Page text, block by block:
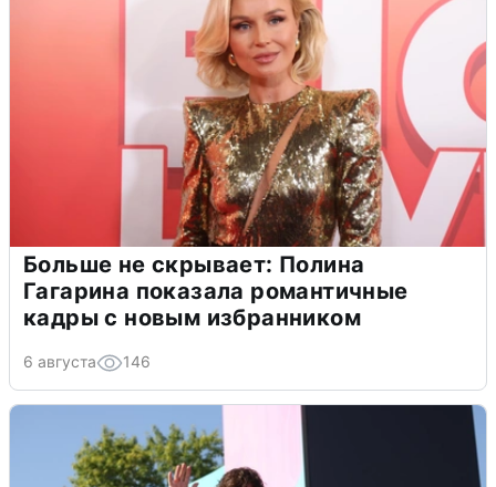
Больше не скрывает: Полина
Гагарина показала романтичные
кадры с новым избранником
6 августа 146